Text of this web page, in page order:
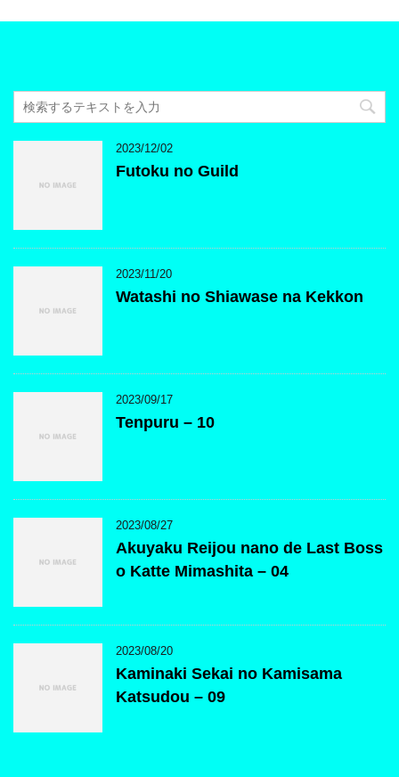
2023/12/02
Futoku no Guild
2023/11/20
Watashi no Shiawase na Kekkon
2023/09/17
Tenpuru – 10
2023/08/27
Akuyaku Reijou nano de Last Boss
o Katte Mimashita – 04
2023/08/20
Kaminaki Sekai no Kamisama
Katsudou – 09